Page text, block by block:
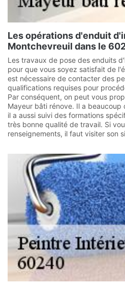
Les opérations d'enduit
Montchevreuil dans le
Les travaux de pose des enduits
pour que vous soyez satisfait de
est nécessaire de contacter des
qualifications requises pour
Par conséquent, on peut vous
Mayeur bâti rénove. Il a
il a aussi suivi des formations
très bonne qualité de travail. Si
renseignements, il faut visiter son